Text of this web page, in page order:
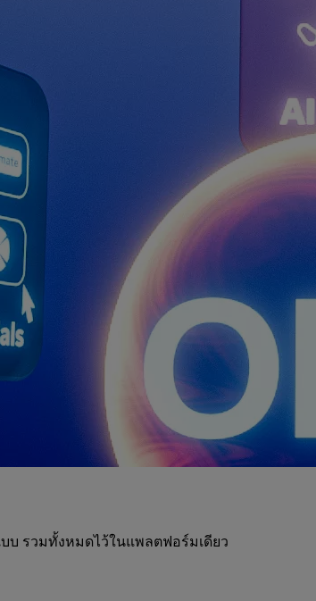
บบ รวมทั้งหมดไว้ในแพลตฟอร์มเดียว